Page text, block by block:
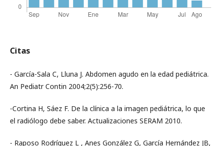
Citas
- García-Sala C, Lluna J. Abdomen agudo en la edad pediátrica.
An Pediatr Contin 2004;2(5):256-70.
-Cortina H, Sáez F. De la clínica a la imagen pediátrica, lo que
el radiólogo debe saber. Actualizaciones SERAM 2010.
- Raposo Rodríguez L , Anes González G, García Hernández JB,